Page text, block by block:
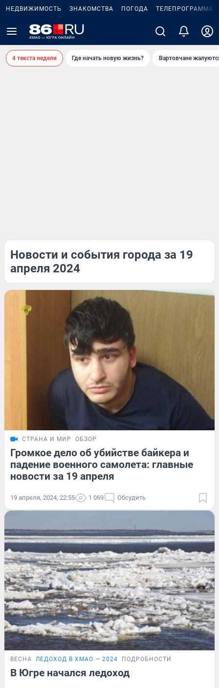
НЕДВИЖИМОСТЬ ЗНАКОМСТВА ПОГОДА ТЕЛЕПРОГРАММА
4 текста недели Где начать новую жизнь? Вартовчане
Новости и события города за 19
апреля 2024
СТРАНА И МИР ОБЗОР
Громкое дело об убийстве байкера и
падение военного самолета: главные
новости за 19 апреля
19 апреля, 2024, 22:55 1 069 Обсудить
ВЕСНА ЛЕДОХОД В ХМАО — 2024 ПОДРОБНОСТИ
В Югре начался ледоход